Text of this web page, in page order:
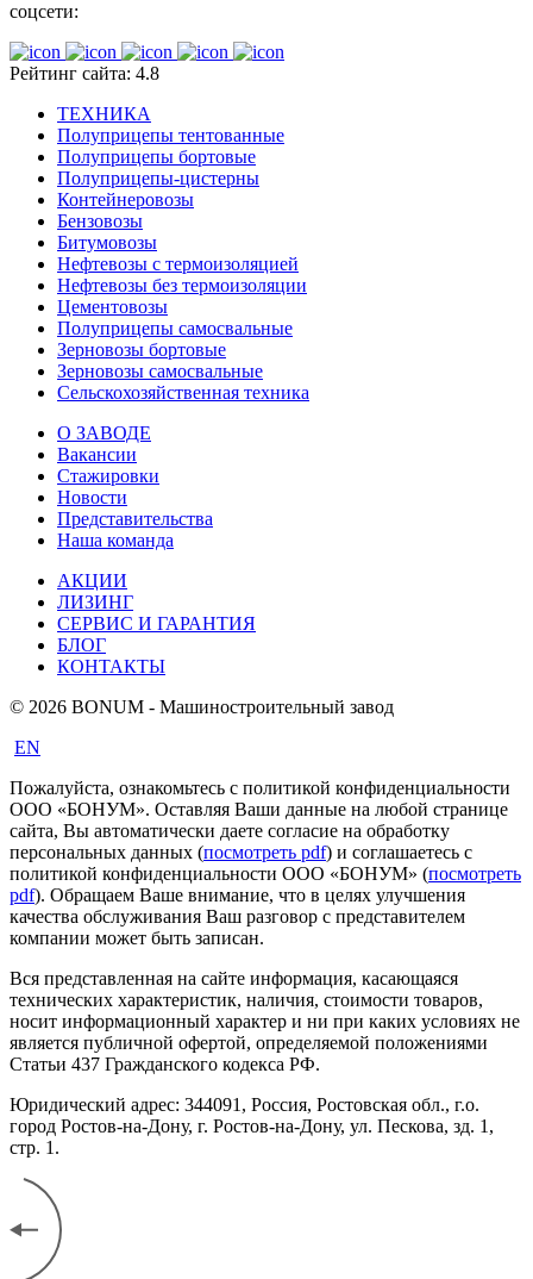
соцсети:
Рейтинг сайта: 4.8
ТЕХНИКА
Полуприцепы тентованные
Полуприцепы бортовые
Полуприцепы-цистерны
Контейнеровозы
Бензовозы
Битумовозы
Нефтевозы с термоизоляцией
Нефтевозы без термоизоляции
Цементовозы
Полуприцепы самосвальные
Зерновозы бортовые
Зерновозы самосвальные
Сельскохозяйственная техника
О ЗАВОДЕ
Вакансии
Стажировки
Новости
Представительства
Наша команда
АКЦИИ
ЛИЗИНГ
СЕРВИС И ГАРАНТИЯ
БЛОГ
КОНТАКТЫ
© 2026 BONUM - Машиностроительный завод
EN
Пожалуйста, ознакомьтесь с политикой конфиденциальности
ООО «БОНУМ». Оставляя Ваши данные на любой странице
сайта, Вы автоматически даете согласие на обработку
персональных данных (посмотреть pdf) и соглашаетесь с
политикой конфиденциальности ООО «БОНУМ» (посмотреть
pdf). Обращаем Ваше внимание, что в целях улучшения
качества обслуживания Ваш разговор с представителем
компании может быть записан.
Вся представленная на сайте информация, касающаяся
технических характеристик, наличия, стоимости товаров,
носит информационный характер и ни при каких условиях не
является публичной офертой, определяемой положениями
Статьи 437 Гражданского кодекса РФ.
Юридический адрес: 344091, Россия, Ростовская обл., г.о.
город Ростов-на-Дону, г. Ростов-на-Дону, ул. Пескова, зд. 1,
стр. 1.